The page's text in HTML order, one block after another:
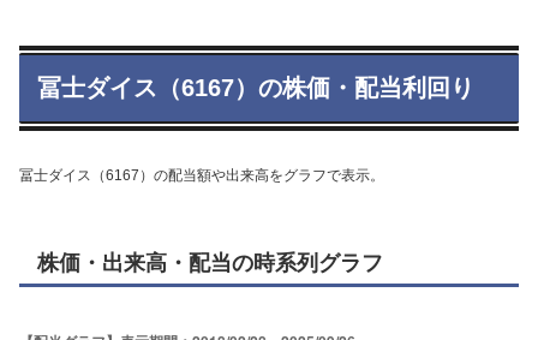
冨士ダイス（6167）の株価・配当利回り
冨士ダイス（6167）の配当額や出来高をグラフで表示。
株価・出来高・配当の時系列グラフ